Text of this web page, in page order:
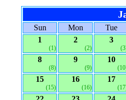
Sun Mon
Tue
1
(1)
2
(2)
3
8
(8)
9
(9)
10
15
(15)
16
(16)
17